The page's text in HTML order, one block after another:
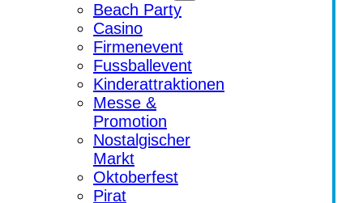
Beach Party
Casino
Firmenevent
Fussballevent
Kinderattraktionen
Messe &
Promotion
Nostalgischer
Markt
Oktoberfest
Pirat